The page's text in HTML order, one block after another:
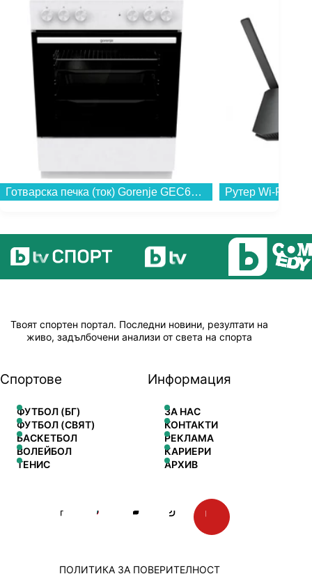
Готварска печка (ток) Gorenje GEC6A41WC , Бял , Керамични...
Твоят спортен портал. Последни новини, резултати на
живо, задълбочени анализи от света на спорта
Спортове
ФУТБОЛ (БГ)
ФУТБОЛ (СВЯТ)
БАСКЕТБОЛ
ВОЛЕЙБОЛ
ТЕНИС
Информация
ЗА НАС
КОНТАКТИ
РЕКЛАМА
КАРИЕРИ
АРХИВ
ПОЛИТИКА ЗА ПОВЕРИТЕЛНОСТ